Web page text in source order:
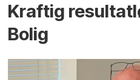
Kraftig
Bolig